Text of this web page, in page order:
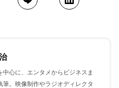
中心に、エンタメからビジネスま
筆。映像制作やラジオディレクタ